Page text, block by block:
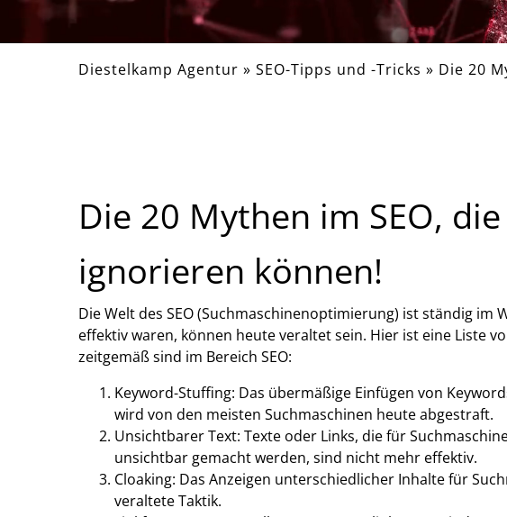
Diestelkamp Agentur »SEO-Tipps und -Tricks » Die 20
Die 20 Mythen im SEO,
ignorieren können!
Die Welt des SEO (Suchmaschinenoptimierung) ist ständig im
effektiv waren, können heute veraltet sein. Hier ist eine Liste
zeitgemäß sind im Bereich SEO:
Keyword-Stuffing: Das übermäßige Einfügen von
wird von den meisten Suchmaschinen heute abgestraft.
Unsichtbarer Text: Texte oder Links, die für
unsichtbar gemacht werden, sind nicht mehr effektiv.
Cloaking: Das Anzeigen unterschiedlicher Inhalte für
veraltete Taktik.